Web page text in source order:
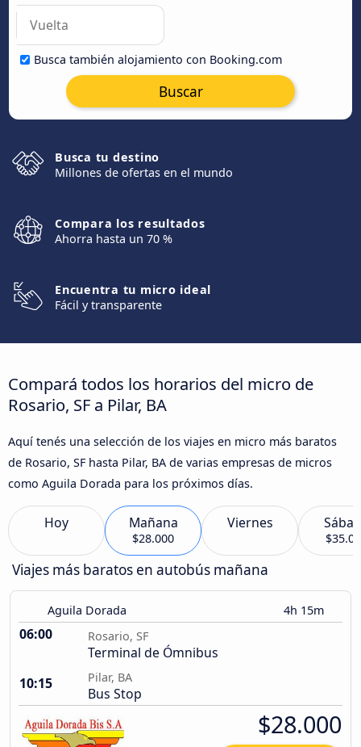
Busca también alojamiento con Booking.com
Buscar
Busca tu destino
Millones de ofertas en el mundo
Compara los resultados
Ahorra hasta un 70 %
Encuentra tu micro ideal
Fácil y transparente
Compará todos los horarios del micro de
Rosario, SF a Pilar, BA
Aquí tenés una selección de los viajes en micro más baratos
de Rosario, SF hasta Pilar, BA de varias empresas de micros
como Aguila Dorada para los próximos días.
Hoy Mañana
$28.000
Viernes
Viajes más baratos en autobús mañana
Aguila Dorada 4h 15m
06:00 Rosario, SF
Terminal de Ómnibus
10:15
Pilar, BA
Bus Stop
$28.000